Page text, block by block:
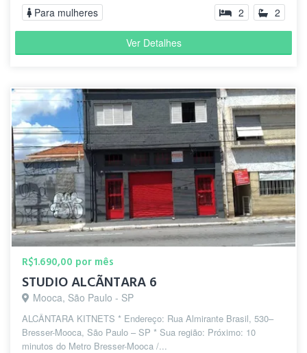
Para mulheres 2 2
Ver Detalhes
R$1.690,00 por mês
STUDIO ALCÃNTARA 6
Mooca, São Paulo - SP
ALCÂNTARA KITNETS * Endereço: Rua Almirante Brasil, 530–
Bresser-Mooca, São Paulo – SP * Sua região: Próximo: 10
minutos do Metro Bresser-Mooca /...